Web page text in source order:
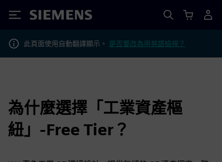
Siemens
此頁面使用自動翻譯顯示。 是否要改為用英語檢視？
為什麼選擇「工業資產樞
紐」-Free Tier？